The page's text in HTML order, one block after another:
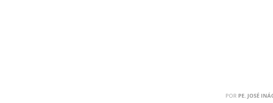
POR PE. JOSÉ